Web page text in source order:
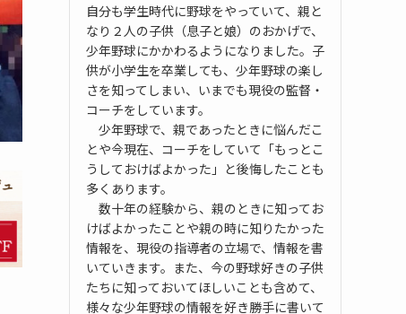
自分も学生時代に野球をやっていて、親と
なり２人の子供（息子と娘）のおかげで、
少年野球にかかわるようになりました。子
供が小学生を卒業しても、少年野球の楽し
さを知ってしまい、いまでも現役の監督・
コーチをしています。
少年野球で、親であったときに悩んだこ
とや今現在、コーチをしていて「もっとこ
うしておけばよかった」と後悔したことも
多くあります。
数十年の経験から、親のときに知ってお
けばよかったことや親の時に知りたかった
情報を、現役の指導者の立場で、情報を書
いていきます。また、今の野球好きの子供
たちに知っておいてほしいことも含めて、
様々な少年野球の情報を好き勝手に書いて